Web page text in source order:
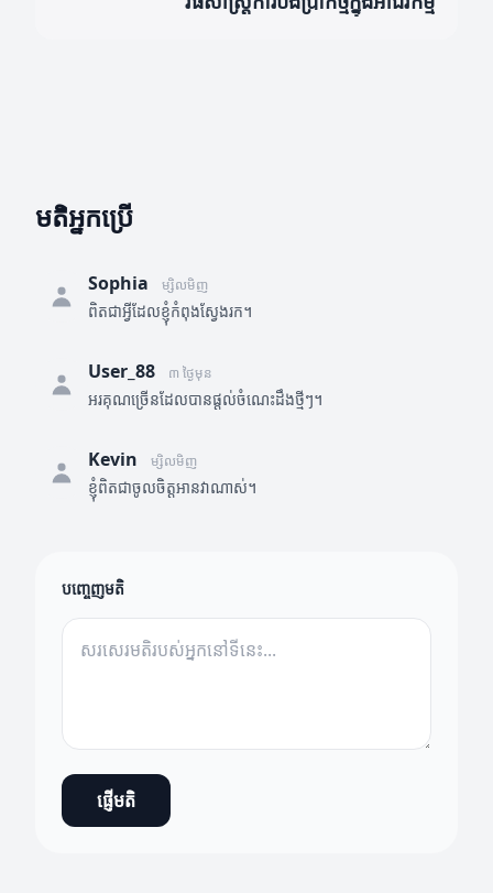
មតិអ្នកប្រើ
Sophia ម្សិលមិញ
ពិតជាអ្វីដែលខ្ញុំកំពុងស្វែងរក។
User_88 ៣ ថ្ងៃមុន
អរគុណច្រើនដែលបានផ្តល់ចំណេះដឹងថ្មីៗ។
Kevin ម្សិលមិញ
ខ្ញុំពិតជាចូលចិត្តអានវាណាស់។
បញ្ចេញមតិ
ផ្ញើមតិ